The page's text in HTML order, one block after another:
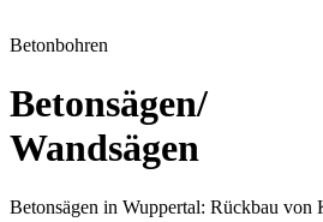
Betonbohren
Betonsägen/
Wandsägen
Betonsägen in Wuppertal: Rückbau von